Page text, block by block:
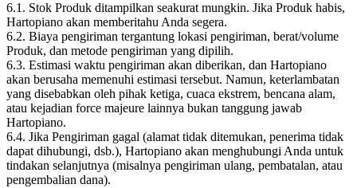
6.1. Stok Produk ditampilkan seakurat mungkin. Jika Produk habis,
Hartopiano akan memberitahu Anda segera.
6.2. Biaya pengiriman tergantung lokasi pengiriman, berat/volume
Produk, dan metode pengiriman yang dipilih.
6.3. Estimasi waktu pengiriman akan diberikan, dan Hartopiano
akan berusaha memenuhi estimasi tersebut. Namun, keterlambatan
yang disebabkan oleh pihak ketiga, cuaca ekstrem, bencana alam,
atau kejadian force majeure lainnya bukan tanggung jawab
Hartopiano.
6.4. Jika Pengiriman gagal (alamat tidak ditemukan, penerima tidak
dapat dihubungi, dsb.), Hartopiano akan menghubungi Anda untuk
tindakan selanjutnya (misalnya pengiriman ulang, pembatalan, atau
pengembalian dana).